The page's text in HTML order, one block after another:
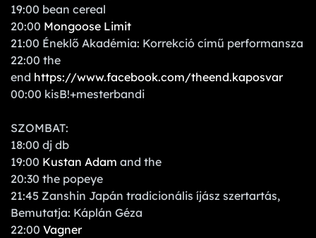
19:00 bean cereal
20:00 Mongoose Limit
21:00 Éneklő Akadémia: Korrekció című performansza
22:00 the
end https://www.facebook.com/theend.kaposvar
00:00 kisB!+mesterbandi
SZOMBAT:
18:00 dj db
19:00 Kustan Adam and the
20:30 the popeye
21:45 Zanshin Japán tradicionális íjász szertartás,
Bemutatja: Káplán Géza
22:00 Vagner